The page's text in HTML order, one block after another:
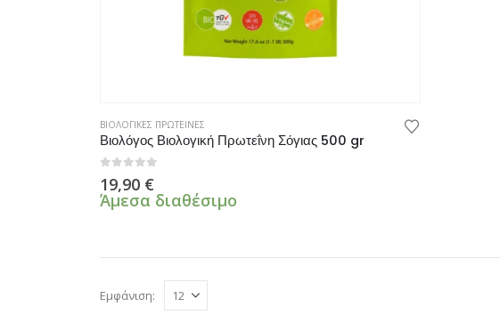
ΒΙΟΛΟΓΙΚΕΣ ΠΡΩΤΕΙΝΕΣ
Βιολόγος Βιολογική Πρωτεΐνη Σόγιας 500 gr
19,90 €
Άμεσα διαθέσιμο
Εμφάνιση: